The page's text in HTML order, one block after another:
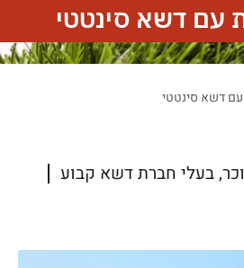
עם דשא סינטטי
עם דשא סינטטי
בעלי חברת דשא קבוע